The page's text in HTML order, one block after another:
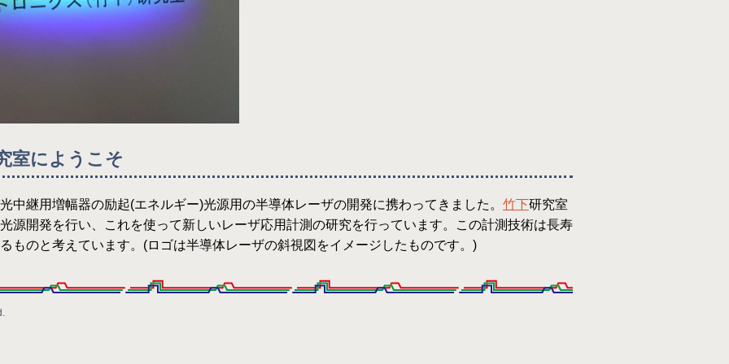
室にようこそ
中継用増幅器の励起(エネルギー)光源用の半導体レーザの開発に携わってきました。 竹下研究室
源開発を行い、これを使って新しいレーザ応用計測の研究を行っています。この計測技術は長寿
ものと考えています。(ロゴは半導体レーザの斜視図をイメージしたものです。)